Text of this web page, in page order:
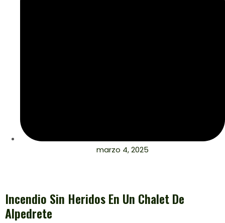
marzo 4, 2025
Incendio Sin Heridos En Un Chalet De
Alpedrete